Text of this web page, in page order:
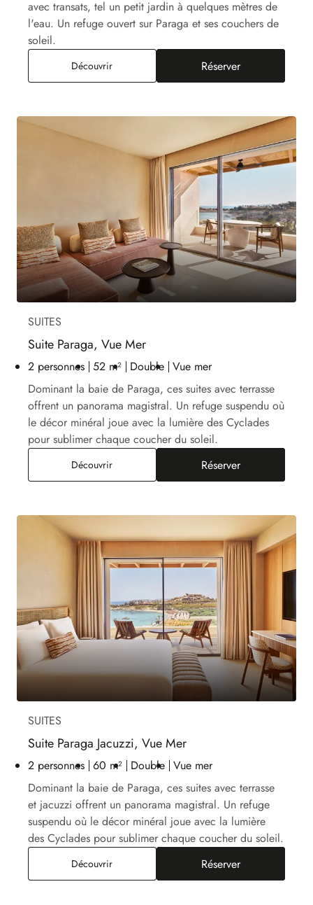
avec transats, tel un petit jardin à quelques mètres de
l'eau. Un refuge ouvert sur Paraga et ses couchers de
soleil.
DécouvrirBungalow Terrasse Prestige, Vue Mer
Réserver
SUITES
Suite Paraga, Vue Mer
2 personnes 52 m² Double Vue mer
Dominant la baie de Paraga, ces suites avec terrasse
offrent un panorama magistral. Un refuge suspendu où
le décor minéral joue avec la lumière des Cyclades
pour sublimer chaque coucher du soleil.
DécouvrirSuite Paraga, Vue MerRéserver
SUITES
Suite Paraga Jacuzzi, Vue Mer
2 personnes 60 m² Double Vue mer
Dominant la baie de Paraga, ces suites avec terrasse
et jacuzzi offrent un panorama magistral. Un refuge
suspendu où le décor minéral joue avec la lumière
des Cyclades pour sublimer chaque coucher du soleil.
DécouvrirSuite Paraga Jacuzzi, Vue Mer
Réserver